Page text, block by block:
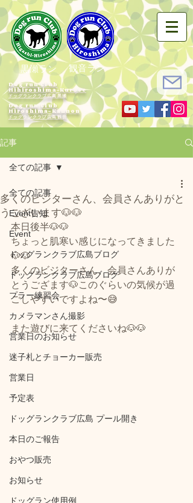
黒瀬ラン 観音ラン
Dog run Club
Hihiroshima-Kurose
ドッグランクラブ広島黒瀬
Dog run Club
Hiroshima-Kannon
​ドッグランクラブ広島観音
記事
全ての記事
Event告知
Event
ドッグランクラブ広島ブログ
ドッグランクラブ広島ブログ
プラー練習会
カメラマンさん撮影
営業日のお知らせ
迷子札とチョーカー販売
営業日
予定表
ドッグランクラブ広島 プール開き
本日のご報告
おやつ販売
お知らせ
ドッグラン使用例
全ての記事
多くのビジターさん、会員さんありがと
うございます🐶🐶
本日後半🐶🐶
ちょっと肌寒い感じになってきました
🐶🐶
多くのビジターさん、会員さんありが
とうござます🐶このぐらいの気候が過
ごしやすいですよね〜😅
また遊びに来てくださいね🐶🐶